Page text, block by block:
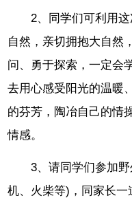
2、同学们可利用
自然，亲切拥抱大自然
问、勇于探索，一定会
去用心感受阳光的温暖
的芬芳，陶冶自己的情
情感。
3、请同学们参加
机、火柴等)，同家长一